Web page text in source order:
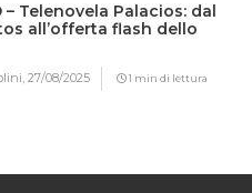
– Telenovela Palacios: dal
all’offerta flash dello
27/08/2025 1 min di lettura